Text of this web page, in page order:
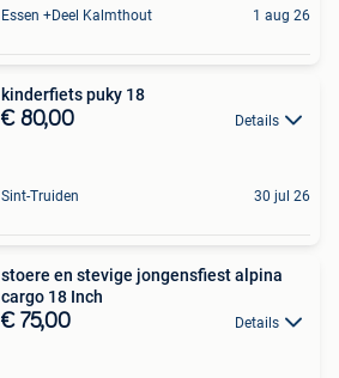
Essen +Deel Kalmthout 1 aug 26
kinderfiets puky 18
€ 80,00 Details
Sint-Truiden 30 jul 26
stoere en stevige jongensfiest alpina
cargo 18 Inch
€ 75,00 Details